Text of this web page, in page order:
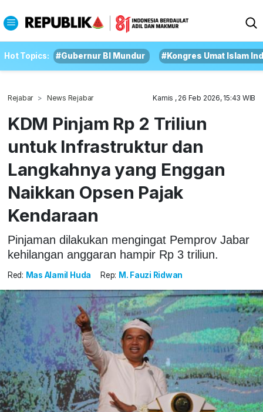
Hot Topics: #Gubernur BI Mundur #Kongres Umat Islam
Rejabar News Rejabar Kamis , 26 Feb 2026, 15:43 WIB
KDM Pinjam Rp 2 Triliun
untuk Infrastruktur dan
Langkahnya yang Enggan
Naikkan Opsen Pajak
Kendaraan
Pinjaman dilakukan mengingat Pemprov Jabar
kehilangan anggaran hampir Rp 3 triliun.
Red: Mas Alamil Huda Rep: M. Fauzi Ridwan